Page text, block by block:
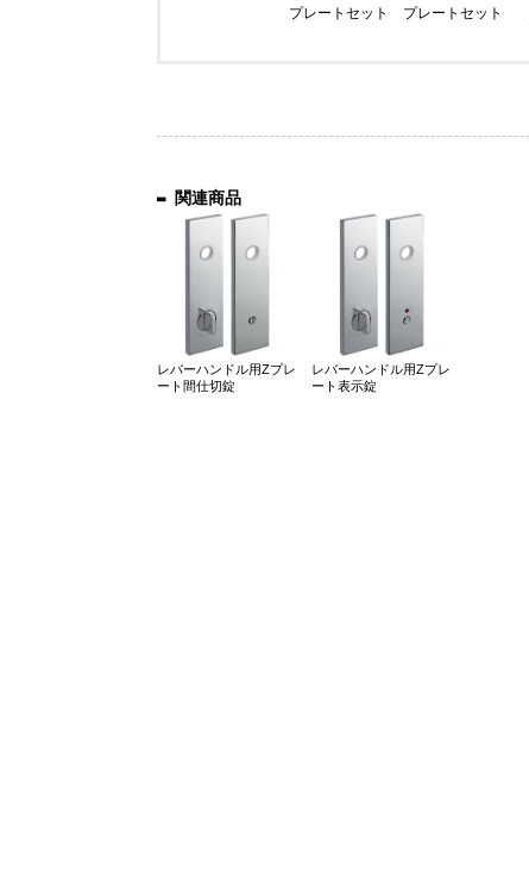
プレートセット
プレートセット
関連商品
レバーハンドル用Zプレ
ート間仕切錠
レバーハンドル用Zプレ
ート表示錠